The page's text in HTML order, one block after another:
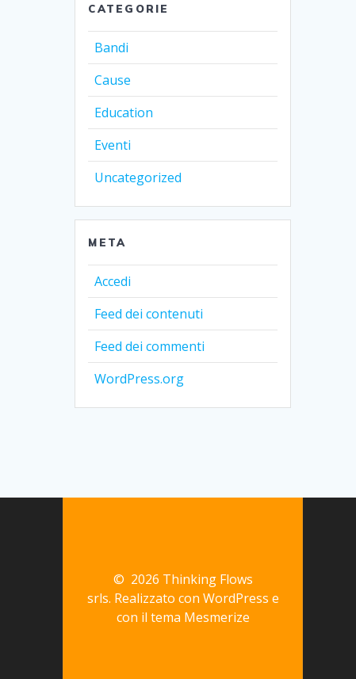
CATEGORIE
Bandi
Cause
Education
Eventi
Uncategorized
META
Accedi
Feed dei contenuti
Feed dei commenti
WordPress.org
© 2026 Thinking Flows
srls. Realizzato con WordPress e
con il tema Mesmerize